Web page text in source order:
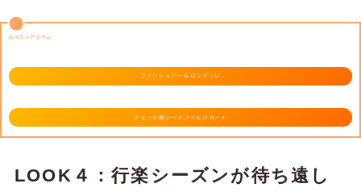
おススメアイテム
フィッシュテールロングジレ
チェック柄レースフリルスカート
LOOK４：行楽シーズンが待ち遠し